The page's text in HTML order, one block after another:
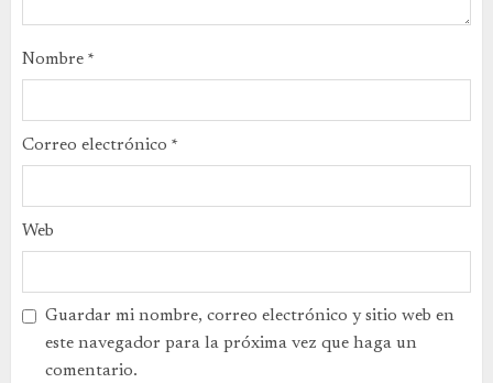
Nombre *
Correo electrónico *
Web
Guardar mi nombre, correo electrónico y sitio web en
este navegador para la próxima vez que haga un
comentario.